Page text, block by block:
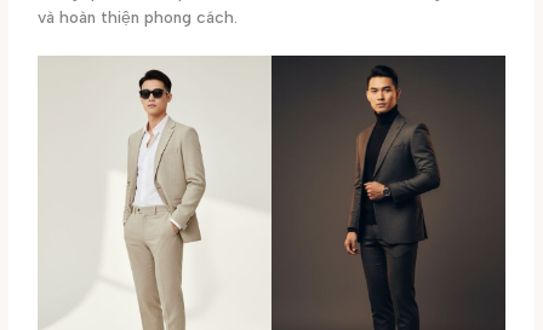
và hoàn thiện phong cách.